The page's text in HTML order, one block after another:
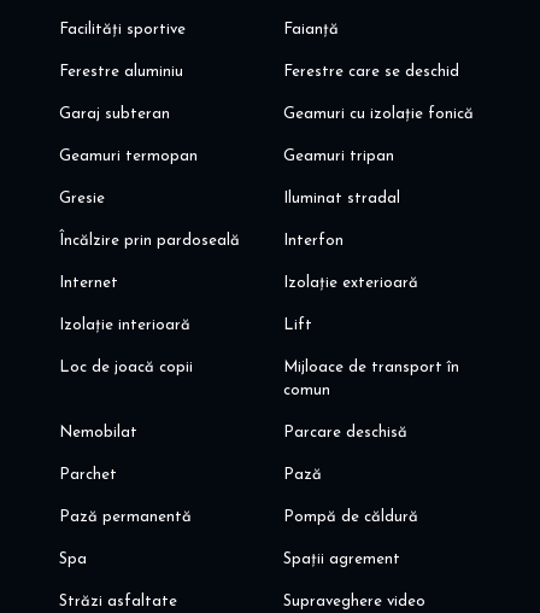
Facilități sportive Faianță
Ferestre aluminiu Ferestre care se deschid
Garaj subteran Geamuri cu izolație fonică
Geamuri termopan Geamuri tripan
Gresie Iluminat stradal
Încălzire prin pardoseală Interfon
Internet Izolație exterioară
Izolație interioară Lift
Loc de joacă copii
Mijloace de transport în
comun
Nemobilat Parcare deschisă
Parchet Pază
Pază permanentă Pompă de căldură
Spa Spații agrement
Străzi asfaltate Supraveghere video